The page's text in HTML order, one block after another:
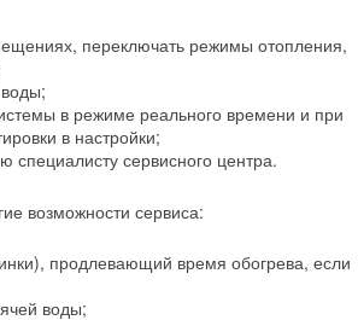
переключать режимы отопления,
в режиме реального времени и при
в настройки;
специалисту сервисного центра.
возможности сервиса:
продлевающий время обогрева, если
воды;
нужно знать максимальный ток,
регулятор совместим только
может меняться при помощи изменения
R-E компании Ziehl Abegg —
при низких скоростях